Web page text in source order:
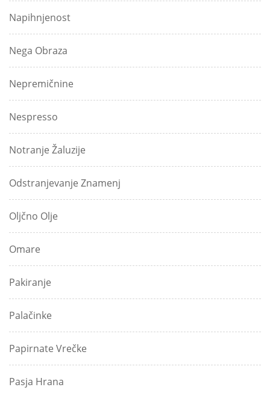
Napihnjenost
Nega Obraza
Nepremičnine
Nespresso
Notranje Žaluzije
Odstranjevanje Znamenj
Oljčno Olje
Omare
Pakiranje
Palačinke
Papirnate Vrečke
Pasja Hrana